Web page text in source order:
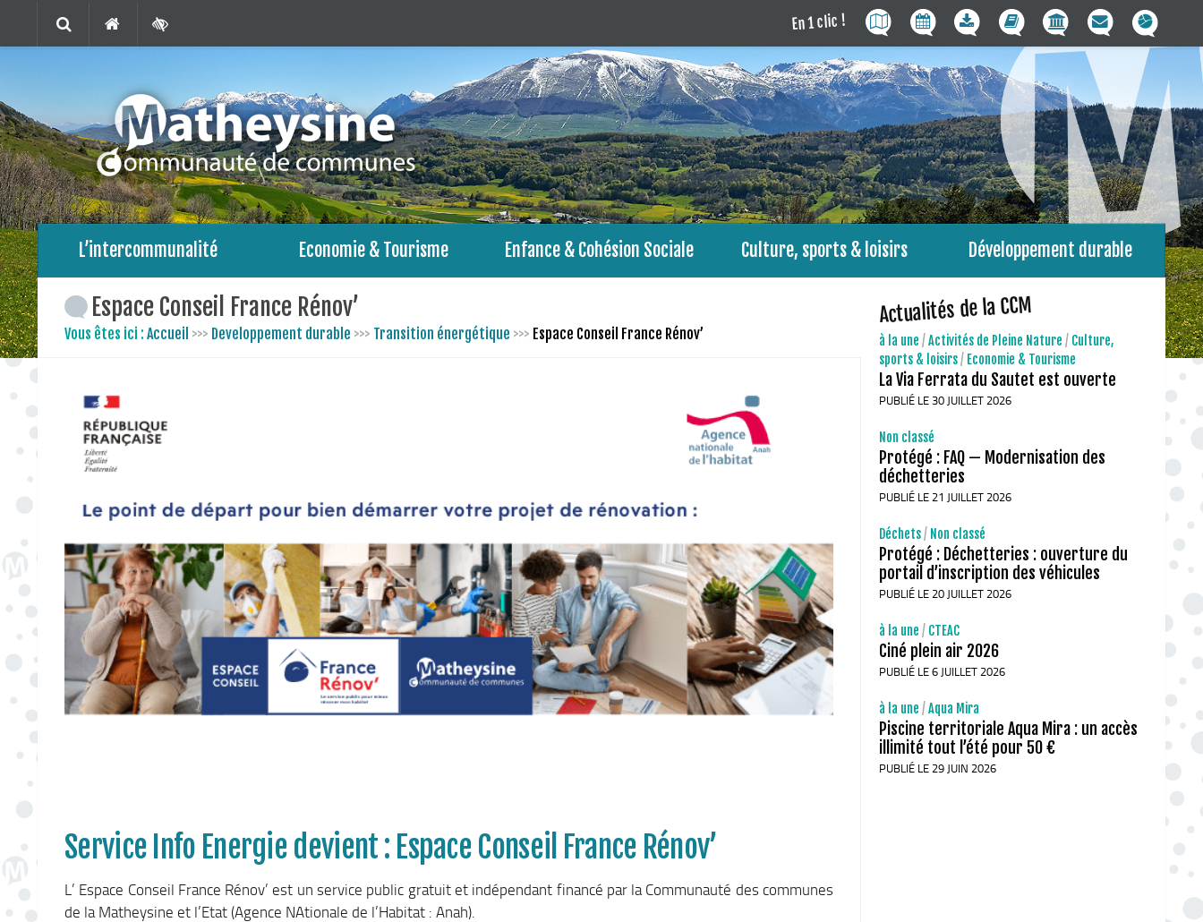
En 1 clic !
L’intercommunalité Economie & Tourisme Enfance & Cohésion Sociale Culture, sports & loisirs Développement durable
Espace Conseil France Rénov’
Vous êtes ici : Accueil >>> Developpement durable >>> Transition énergétique >>> Espace Conseil France Rénov’
Service Info Energie devient : Espace Conseil France Rénov’
L’ Espace Conseil France Rénov’ est un service public gratuit et indépendant financé par la Communauté des communes
de la Matheysine et l’Etat (Agence NAtionale de l’Habitat : Anah).
Actualités de la CCM
à la une /Activités de Pleine Nature / Culture,
sports & loisirs/ Economie & Tourisme
La Via Ferrata du Sautet est ouverte
PUBLIÉ LE 30 JUILLET 2026
Non classé
Protégé : FAQ — Modernisation des
déchetteries
PUBLIÉ LE 21 JUILLET 2026
Déchets/ Non classé
Protégé : Déchetteries : ouverture du
portail d’inscription des véhicules
PUBLIÉ LE 20 JUILLET 2026
à la une / CTEAC
Ciné plein air 2026
PUBLIÉ LE 6 JUILLET 2026
à la une /Aqua Mira
Piscine territoriale Aqua Mira : un accès
illimité tout l’été pour 50 €
PUBLIÉ LE 29 JUIN 2026